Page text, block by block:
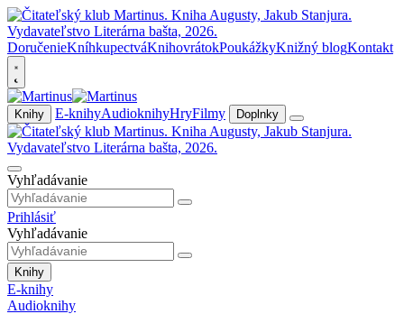
DoručenieKníhkupectváKnihovrátokPoukážkyKnižný blogKontakt
Knihy E-knihyAudioknihyHryFilmy Doplnky
Vyhľadávanie
Prihlásiť
Vyhľadávanie
Knihy
E-knihy
Audioknihy